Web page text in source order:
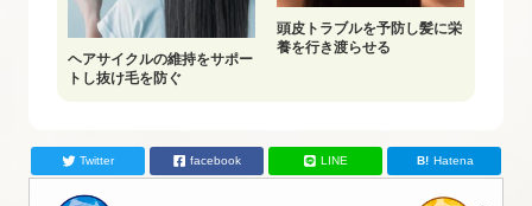
ヘアサイクルの維持をサポー
トし抜け毛を防ぐ
頭皮トラブルを予防し髪に栄
養を行き渡らせる
Twitter facebook LINE Hatena